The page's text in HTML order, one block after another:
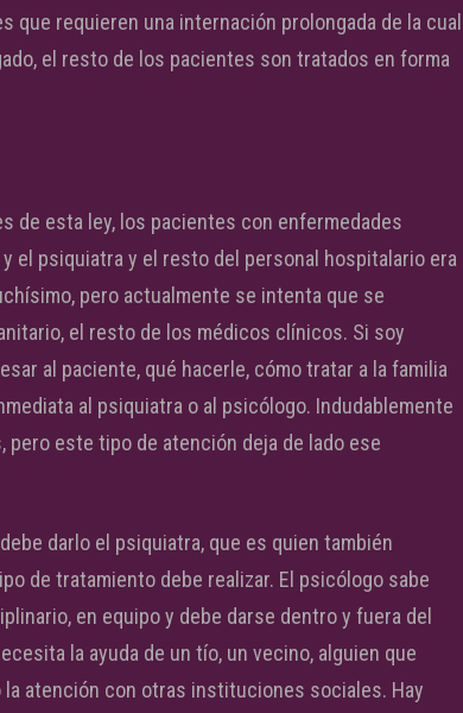
que requieren una internación prolongada de la cual
el resto de los pacientes son tratados en forma
de esta ley, los pacientes con enfermedades
el psiquiatra y el resto del personal hospitalario era
pero actualmente se intenta que se
el resto de los médicos clínicos. Si soy
al paciente, qué hacerle, cómo tratar a la familia
al psiquiatra o al psicólogo. Indudablemente
este tipo de atención deja de lado ese
darlo el psiquiatra, que es quien también
de tratamiento debe realizar. El psicólogo sabe
en equipo y debe darse dentro y fuera del
la ayuda de un tío, un vecino, alguien que
atención con otras instituciones sociales. Hay